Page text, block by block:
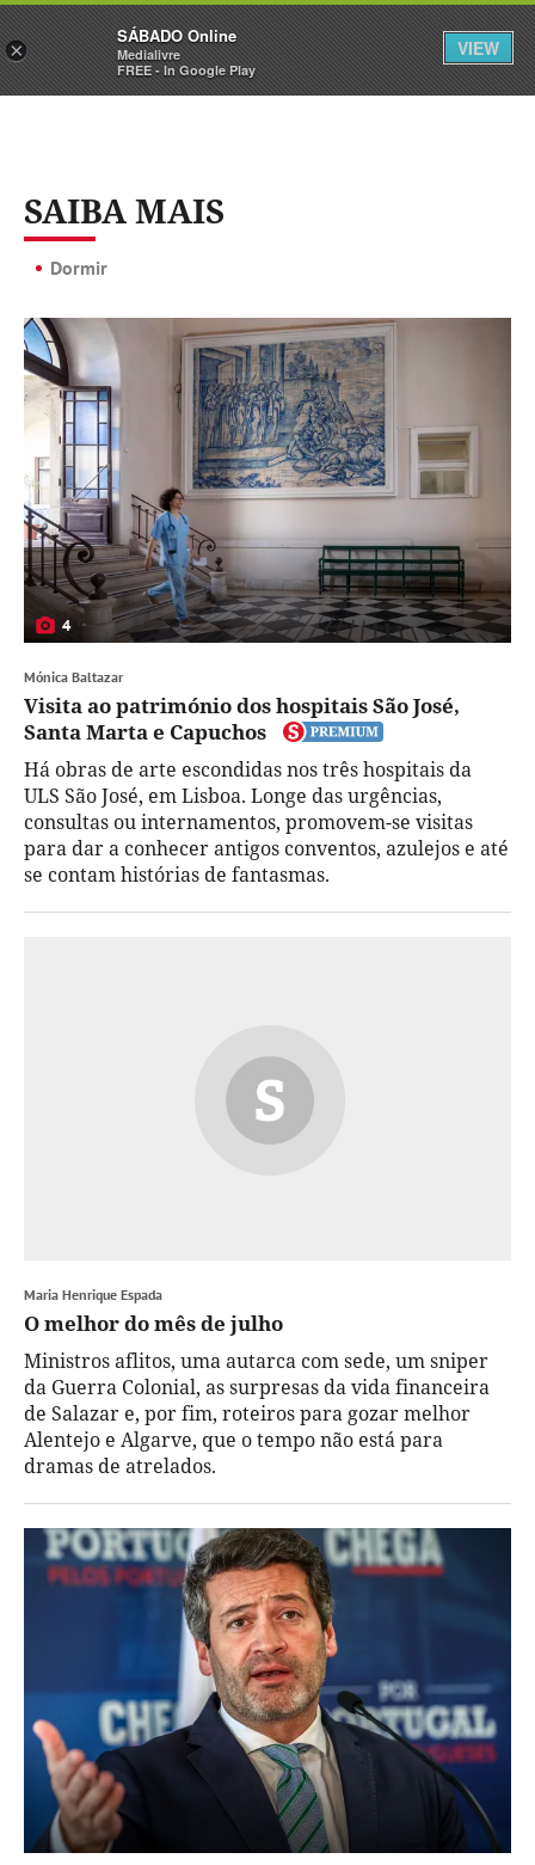
Sábado Assine Iniciar Sessão
SAIBA MAIS
Dormir
4
Mónica Baltazar
Visita ao património dos hospitais São José,
Santa Marta e Capuchos
Há obras de arte escondidas nos três hospitais da
ULS São José, em Lisboa. Longe das urgências,
consultas ou internamentos, promovem-se visitas
para dar a conhecer antigos conventos, azulejos e até
se contam histórias de fantasmas.
Maria Henrique Espada
O melhor do mês de julho
Ministros aflitos, uma autarca com sede, um sniper
da Guerra Colonial, as surpresas da vida financeira
de Salazar e, por fim, roteiros para gozar melhor
Alentejo e Algarve, que o tempo não está para
dramas de atrelados.
×
SÁBADO Online
Medialivre
FREE - In Google Play
VIEW